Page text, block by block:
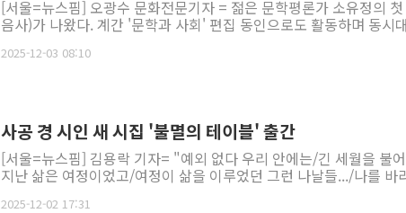
[서울=뉴스핌] 오광수 문화전문기자 = 젊은 문학평론가 소유정의
음사)가 나왔다. 계간 '문학과 사회' 편집 동인으로도 활동하며 동시
2025-12-03 08:10
사공 경 시인 새 시집 '불멸의 테이블' 출간
[서울=뉴스핌] 김용락 기자= "예외 없다 우리 안에는/긴 세월을 불
지난 삶은 여정이었고/여정이 삶을 이루었던 그런 나날들.../나를 바
2025-12-02 17:31